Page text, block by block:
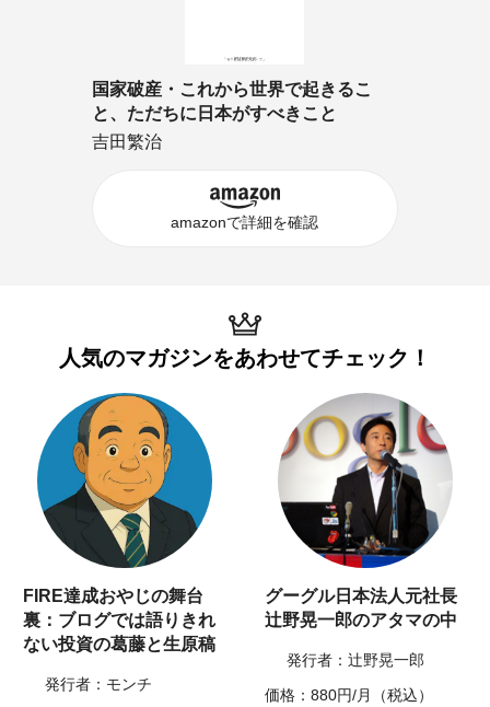
国家破産・これから世界で起きるこ
と、ただちに日本がすべきこと
吉田繁治
amazonで詳細を確認
人気のマガジンをあわせてチェック！
FIRE達成おやじの舞台
裏：ブログでは語りきれ
ない投資の葛藤と生原稿
発行者：モンチ
グーグル日本法人元社長
辻野晃一郎のアタマの中
発行者：辻野晃一郎
価格：880円/月（税込）